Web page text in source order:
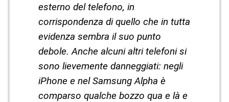
esterno del telefono, in
corrispondenza di quello che in tutta
evidenza sembra il suo punto
debole. Anche alcuni altri telefoni si
sono lievemente danneggiati: negli
iPhone e nel Samsung Alpha è
comparso qualche bozzo qua e là e